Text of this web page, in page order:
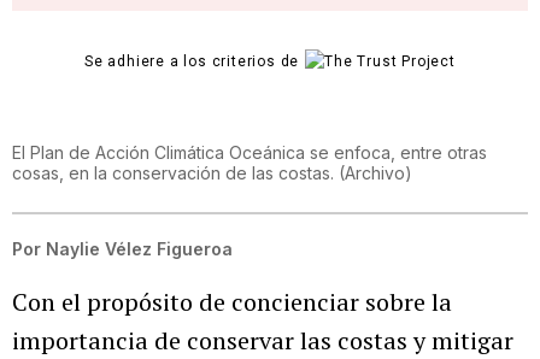
Se adhiere a los criterios de
El Plan de Acción Climática Oceánica se enfoca, entre otras
cosas, en la conservación de las costas. (Archivo)
Por Naylie Vélez Figueroa
Con el propósito de concienciar sobre la
importancia de conservar las costas y mitigar